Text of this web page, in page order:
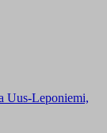
Uus-Leponiemi,